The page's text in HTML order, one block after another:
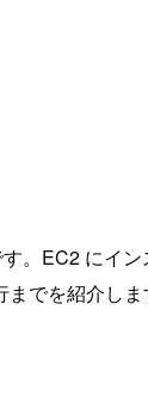
。EC2 にイ
までを紹介しま